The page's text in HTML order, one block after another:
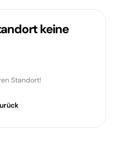
keine
Standort!